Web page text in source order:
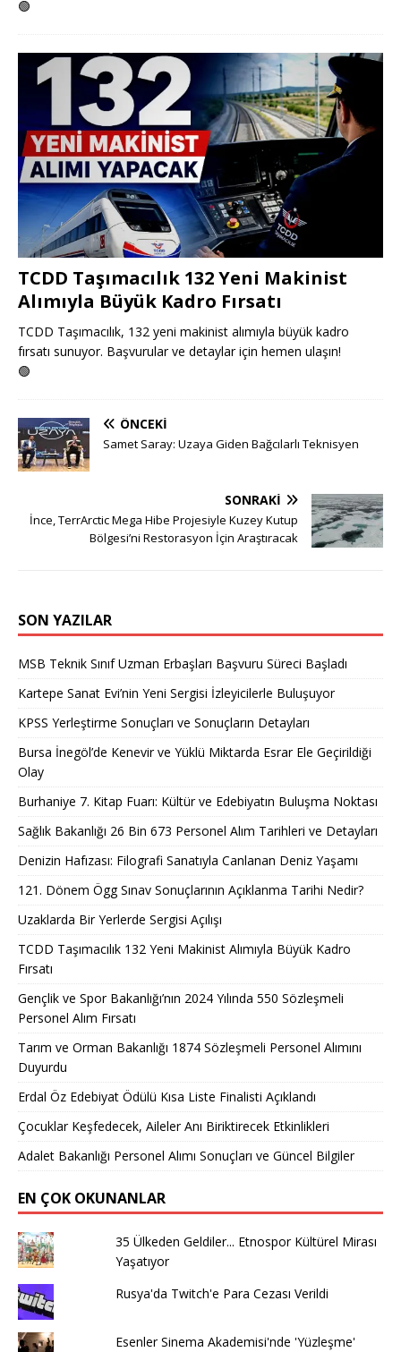
🟢
TCDD Taşımacılık 132 Yeni Makinist
Alımıyla Büyük Kadro Fırsatı
TCDD Taşımacılık, 132 yeni makinist alımıyla büyük kadro
fırsatı sunuyor. Başvurular ve detaylar için hemen ulaşın!
🟢
ÖNCEKI
Samet Saray: Uzaya Giden Bağcılarlı Teknisyen
SONRAKI
İnce, TerrArctic Mega Hibe Projesiyle Kuzey Kutup
Bölgesi’ni Restorasyon İçin Araştıracak
SON YAZILAR
MSB Teknik Sınıf Uzman Erbaşları Başvuru Süreci Başladı
Kartepe Sanat Evi’nin Yeni Sergisi İzleyicilerle Buluşuyor
KPSS Yerleştirme Sonuçları ve Sonuçların Detayları
Bursa İnegöl’de Kenevir ve Yüklü Miktarda Esrar Ele Geçirildiği
Olay
Burhaniye 7. Kitap Fuarı: Kültür ve Edebiyatın Buluşma Noktası
Sağlık Bakanlığı 26 Bin 673 Personel Alım Tarihleri ve Detayları
Denizin Hafızası: Filografi Sanatıyla Canlanan Deniz Yaşamı
121. Dönem Ögg Sınav Sonuçlarının Açıklanma Tarihi Nedir?
Uzaklarda Bir Yerlerde Sergisi Açılışı
TCDD Taşımacılık 132 Yeni Makinist Alımıyla Büyük Kadro
Fırsatı
Gençlik ve Spor Bakanlığı’nın 2024 Yılında 550 Sözleşmeli
Personel Alım Fırsatı
Tarım ve Orman Bakanlığı 1874 Sözleşmeli Personel Alımını
Duyurdu
Erdal Öz Edebiyat Ödülü Kısa Liste Finalisti Açıklandı
Çocuklar Keşfedecek, Aileler Anı Biriktirecek Etkinlikleri
Adalet Bakanlığı Personel Alımı Sonuçları ve Güncel Bilgiler
EN ÇOK OKUNANLAR
35 Ülkeden Geldiler... Etnospor Kültürel Mirası
Yaşatıyor
Rusya'da Twitch'e Para Cezası Verildi
Esenler Sinema Akademisi'nde 'Yüzleşme'